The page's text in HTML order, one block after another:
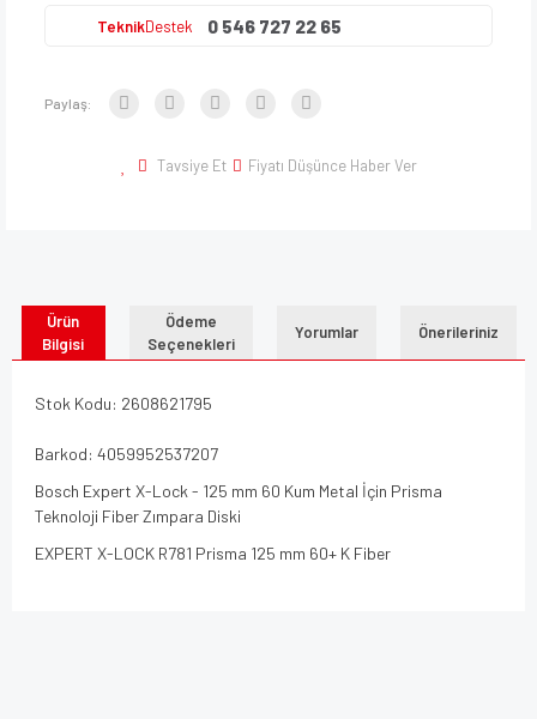
TeknikDestek 0 546 727 22 65
Paylaş:
Tavsiye Et Fiyatı Düşünce Haber Ver
Ürün
Bilgisi
Ödeme
Seçenekleri
Yorumlar Önerileriniz
Stok Kodu: 2608621795
Barkod: 4059952537207
Bosch Expert X-Lock - 125 mm 60 Kum Metal İçin Prisma
Teknoloji Fiber Zımpara Diski
EXPERT X-LOCK R781 Prisma 125 mm 60+ K Fiber